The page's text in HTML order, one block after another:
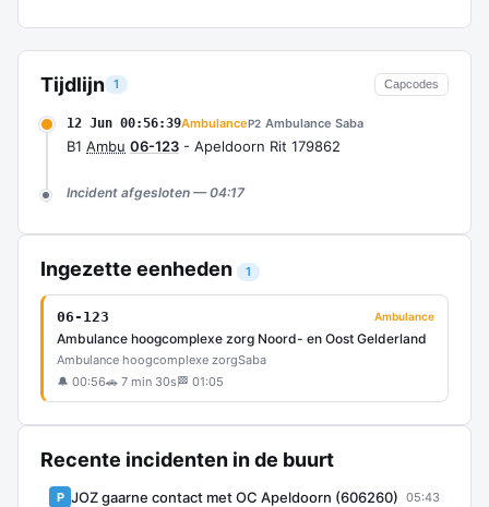
Tijdlijn 1 Capcodes
12 Jun 00:56:39AmbulanceP2 Ambulance Saba
B1 Ambu 06-123 - Apeldoorn Rit 179862
Incident afgesloten — 04:17
Ingezette eenheden 1
06-123 Ambulance
Ambulance hoogcomplexe zorg Noord- en Oost Gelderland
Ambulance hoogcomplexe zorgSaba
🔔 00:56🚗 7 min 30s 🏁 01:05
Recente incidenten in de buurt
P JOZ gaarne contact met OC Apeldoorn (606260) 05:43